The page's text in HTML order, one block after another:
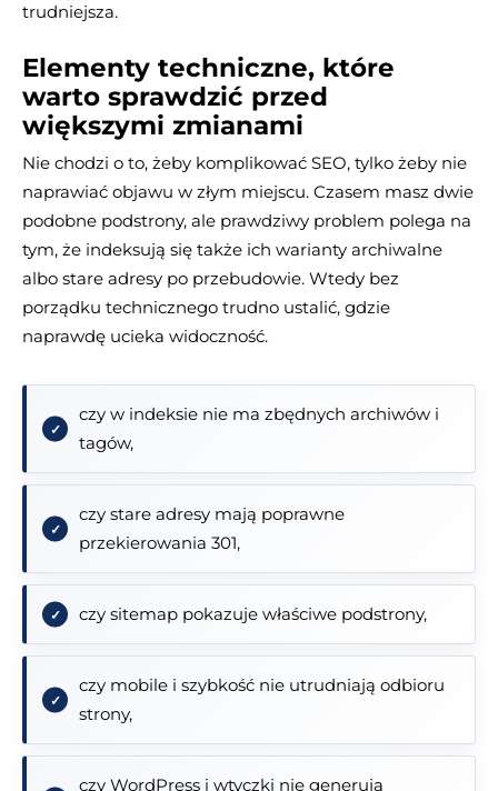
trudniejsza.
Elementy techniczne, które
warto sprawdzić przed
większymi zmianami
Nie chodzi o to, żeby komplikować SEO, tylko żeby nie
naprawiać objawu w złym miejscu. Czasem masz dwie
podobne podstrony, ale prawdziwy problem polega na
tym, że indeksują się także ich warianty archiwalne
albo stare adresy po przebudowie. Wtedy bez
porządku technicznego trudno ustalić, gdzie
naprawdę ucieka widoczność.
czy w indeksie nie ma zbędnych archiwów i
tagów,
czy stare adresy mają poprawne
przekierowania 301,
czy sitemap pokazuje właściwe podstrony,
czy mobile i szybkość nie utrudniają odbioru
strony,
czy WordPress i wtyczki nie generują